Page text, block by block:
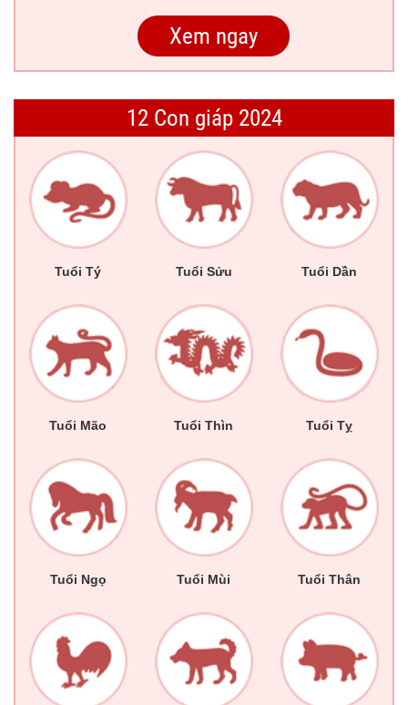
12 Con giáp 2024
Tuổi Tý Tuổi Sửu Tuổi Dần
Tuổi Mão Tuổi Thìn Tuổi Tỵ
Tuổi Ngọ Tuổi Mùi Tuổi Thân